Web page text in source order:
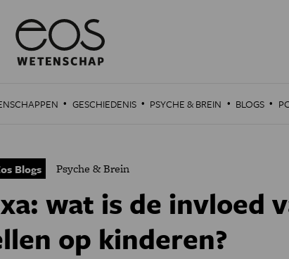
· GESCHIEDENIS · PSYCHE & BREIN · BLOGS ·
Blogs Psyche & Brein
wat is de invloed
op kinderen?